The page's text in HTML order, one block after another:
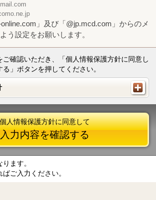
」及び「@jp.mcd.com」からのメ
う設定をお願いします。
ご確認いただき、「個人情報保護方針に同意し
」ボタンを押してください。
0314
個人情報保護方針に同意して
入力内容を確認する
ます。
ご入力ください。